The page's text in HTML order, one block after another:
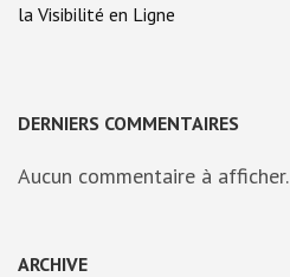
la Visibilité en Ligne
DERNIERS COMMENTAIRES
Aucun commentaire à afficher.
ARCHIVE